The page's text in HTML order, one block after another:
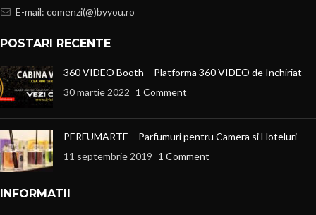
E-mail: comenzi(@)byyou.ro
POSTARI RECENTE
360 VIDEO Booth – Platforma 360 VIDEO de Inchiriat
30 martie 2022 1 Comment
PERFUMARTE – Parfumuri pentru Camera si Hoteluri
11 septembrie 2019 1 Comment
INFORMATII